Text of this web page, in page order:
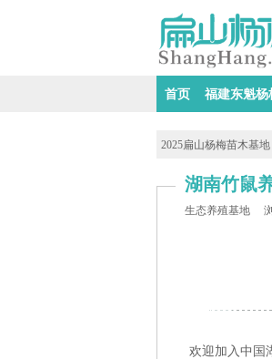
首页 福建东魁杨
2025扁山杨梅苗木基地
湖南竹鼠
生态养殖基地
欢迎加入中国